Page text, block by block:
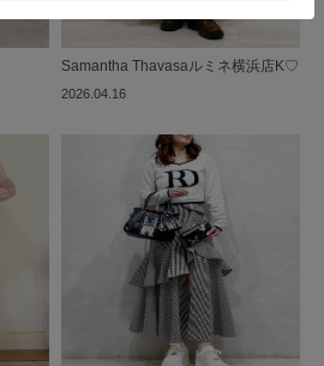
2026.04.16
Samantha Thavasaルミネ横浜店K♡